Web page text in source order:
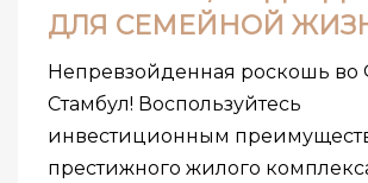
ДЛЯ СЕМЕЙНОЙ
Непревзойденная роскошь
Стамбул! Воспользуйтесь
инвестиционным
престижного жилого